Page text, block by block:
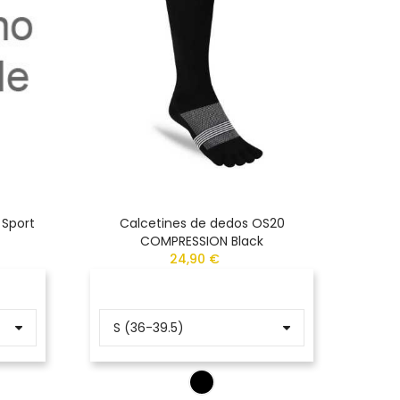
Calcetines de dedos OS20
COMPRESSION Black
24,90 €